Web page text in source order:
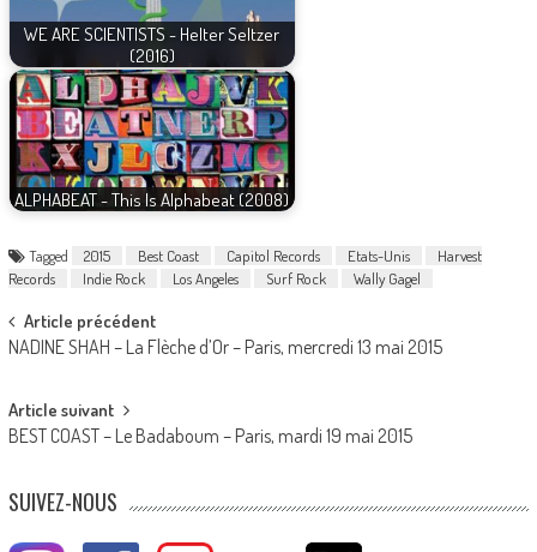
WE ARE SCIENTISTS - Helter Seltzer
(2016)
ALPHABEAT - This Is Alphabeat (2008)
Tagged 2015 Best Coast Capitol Records Etats-Unis
Harvest
Records
Indie Rock Los Angeles Surf Rock Wally Gagel
Post
navigation
Article précédent
NADINE SHAH – La Flèche d’Or – Paris, mercredi 13 mai 2015
Article suivant
BEST COAST – Le Badaboum – Paris, mardi 19 mai 2015
SUIVEZ-NOUS